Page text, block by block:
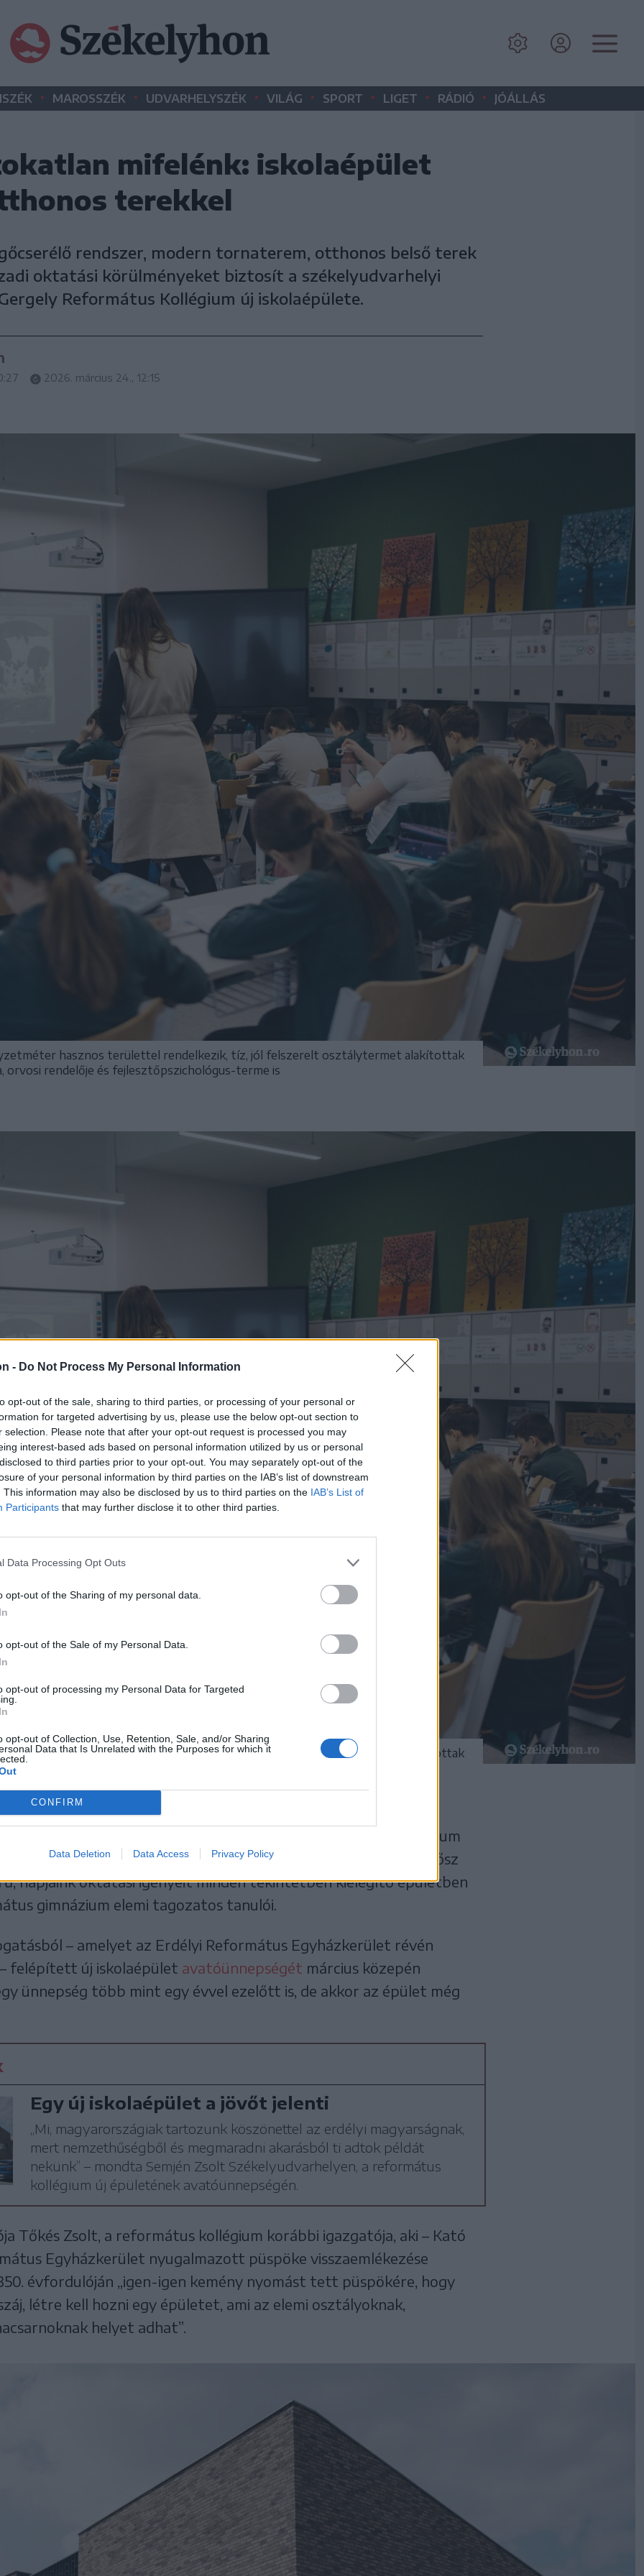
- Do Not Process My Personal Information
opt-out of the sale, sharing to third parties, or processing of your personal or
for targeted advertising by us, please use the below opt-out section to
selection. Please note that after your opt-out request is processed you may
interest-based ads based on personal information utilized by us or personal
to third parties prior to your opt-out. You may separately opt-out of the
of your personal information by third parties on the IAB’s list of downstream
This information may also be disclosed by us to third parties on the IAB’s List of
Participants that may further disclose it to other third parties.
Data Processing Opt Outs
opt-out of the Sharing of my personal data.
opt-out of the Sale of my Personal Data.
opt-out of processing my Personal Data for Targeted
opt-out of Collection, Use, Retention, Sale, and/or Sharing
Data that Is Unrelated with the Purposes for which it
CONFIRM
Data Deletion Data Access Privacy Policy
• MAROSSZÉK • UDVARHELYSZÉK • VILÁG • SPORT • LIGET • RÁDIÓ • JÓÁLLÁS
mifelénk: iskolaépület
terekkel
rendszer, modern tornaterem, otthonos belső terek
oktatási körülményeket biztosít a székelyudvarhelyi
Református Kollégium új iskolaépülete.
2026. március 24., 12:15
hasznos területtel rendelkezik, tíz, jól felszerelt osztálytermet alakítottak
orvosi rendelője és fejlesztőpszichológus-terme is
hasznos területtel rendelkezik, tíz, jól felszerelt osztálytermet alakítottak
orvosi rendelője és fejlesztőpszichológus-terme is
valósult meg a Baczkamadarasi Kis Gergely Református Kollégium
és bár nem minden az eredeti tervek szerint alakult, ősz
napjaink oktatási igényeit minden tekintetben kielégítő épületben
gimnázium elemi tagozatos tanulói.
– amelyet az Erdélyi Református Egyházkerület révén
felépített új iskolaépület avatóünnepségét március közepén
ünnepség több mint egy évvel ezelőtt is, de akkor az épület még
Egy új iskolaépület a jövőt jelenti
„Mi, magyarországiak tartozunk köszönettel az erdélyi magyarságnak,
mert nemzethűségből és megmaradni akarásból ti adtok példát
nekünk” – mondta Semjén Zsolt Székelyudvarhelyen, a református
kollégium új épületének avatóünnepségén.
Tőkés Zsolt, a református kollégium korábbi igazgatója, aki – Kató
Egyházkerület nyugalmazott püspöke visszaemlékezése
évfordulóján „igen-igen kemény nyomást tett püspökére, hogy
létre kell hozni egy épületet, ami az elemi osztályoknak,
helyet adhat”.